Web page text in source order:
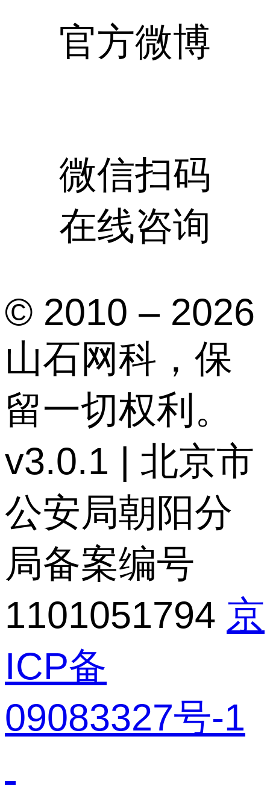
官方微博
微信扫码
在线咨询
© 2010 – 2026
山石网科，保
留一切权利。
v3.0.1 | 北京市
公安局朝阳分
局备案编号
1101051794 京
ICP备
09083327号-1